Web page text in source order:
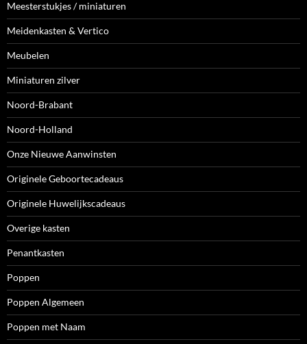
Meesterstukjes / miniaturen
Meidenkasten & Vertico
Meubelen
Miniaturen zilver
Noord-Brabant
Noord-Holland
Onze Nieuwe Aanwinsten
Originele Geboortecadeaus
Originele Huwelijkscadeaus
Overige kasten
Penantkasten
Poppen
Poppen Algemeen
Poppen met Naam